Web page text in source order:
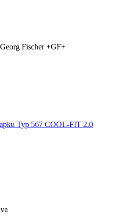
Fischer +GF+
Typ 567 COOL-FIT 2.0